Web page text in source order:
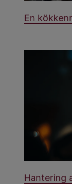
En
Hantering